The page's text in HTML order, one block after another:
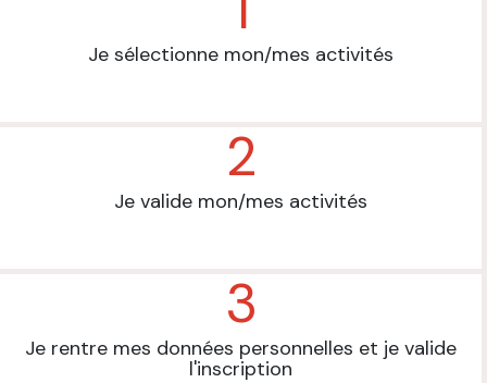
Je sélectionne mon/mes activités
2
Je valide mon/mes activités
3
Je rentre mes données personnelles et je valide
l'inscription